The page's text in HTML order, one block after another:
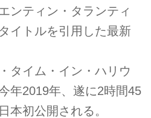
ンティン・タランティ
イトルを引用した最新
タイム・イン・ハリウ
年2019年、遂に2時間45
本初公開される。